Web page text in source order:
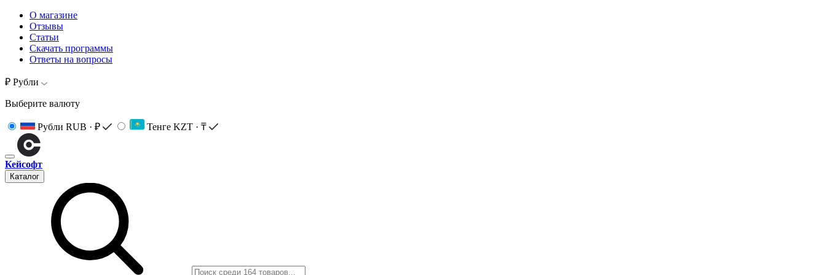
О магазине
Отзывы
Статьи
Скачать программы
Ответы на вопросы
₽ Рубли
Выберите валюту
Рубли RUB · ₽ Тенге KZT · ₸
Кейсофт
Каталог